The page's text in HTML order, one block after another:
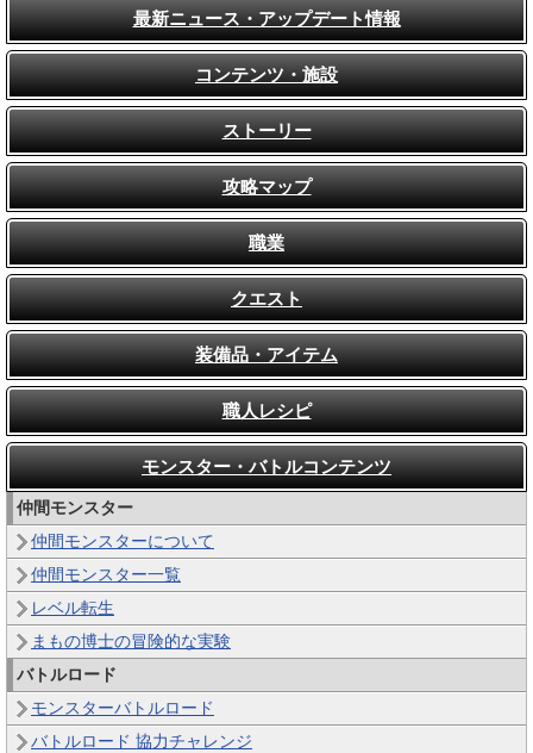
最新ニュース・アップデート情報
コンテンツ・施設
ストーリー
攻略マップ
職業
クエスト
装備品・アイテム
職人レシピ
モンスター・バトルコンテンツ
仲間モンスター
仲間モンスターについて
仲間モンスター一覧
レベル転生
まもの博士の冒険的な実験
バトルロード
モンスターバトルロード
バトルロード 協力チャレンジ